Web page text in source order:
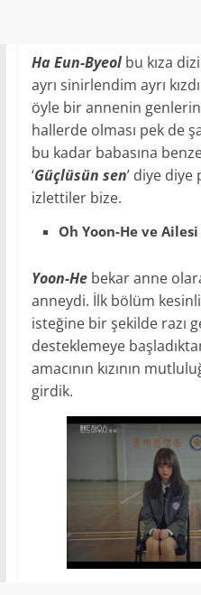
Ha Eun-Byeolbu kıza
ayrı sinirlendim ayrı
öyle bir annenin
hallerde olması pek de
bu kadar babasına
‘Güçlüsün sen’ diye
izlettiler bize.
Oh Yoon-He ve Ailesi
Yoon-Hebekar anne
anneydi. İlk bölüm
isteğine bir şekilde razı
desteklemeye
amacının kızının
girdik.